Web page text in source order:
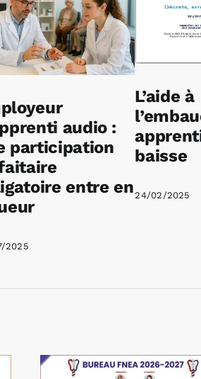
audio :
participation
entre en
2025
L’aide à
baisse
24/02/2025